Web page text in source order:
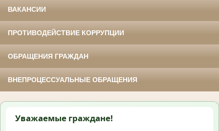
ВАКАНСИИ
ПРОТИВОДЕЙСТВИЕ КОРРУПЦИИ
ОБРАЩЕНИЯ ГРАЖДАН
ВНЕПРОЦЕССУАЛЬНЫЕ ОБРАЩЕНИЯ
Уважаемые граждане!